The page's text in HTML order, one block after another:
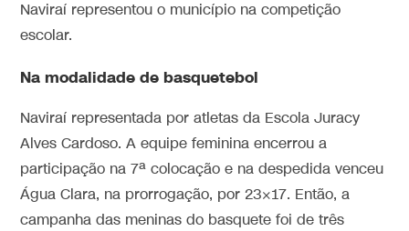
Naviraí representou o município na competição
escolar.
Na modalidade de basquetebol
Naviraí representada por atletas da Escola Juracy
Alves Cardoso. A equipe feminina encerrou a
participação na 7ª colocação e na despedida venceu
Água Clara, na prorrogação, por 23×17. Então, a
campanha das meninas do basquete foi de três